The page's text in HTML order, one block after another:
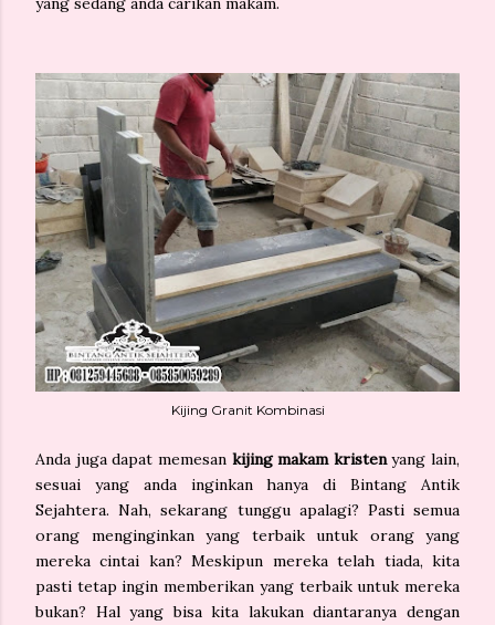
Kijing Granit Kombinasi
Anda juga dapat memesan kijing makam kristenyang lain,
sesuai yang anda inginkan hanya di Bintang Antik
Sejahtera. Nah, sekarang tunggu apalagi? Pasti semua
orang menginginkan yang terbaik untuk orang yang
mereka cintai kan? Meskipun mereka telah tiada, kita
pasti tetap ingin memberikan yang terbaik untuk mereka
bukan? Hal yang bisa kita lakukan diantaranya dengan